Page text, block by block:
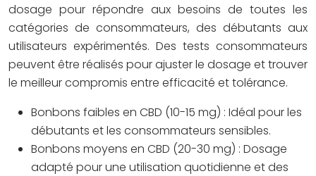
dosage pour répondre aux besoins de toutes les
catégories de consommateurs, des débutants aux
utilisateurs expérimentés. Des tests consommateurs
peuvent être réalisés pour ajuster le dosage et trouver
le meilleur compromis entre efficacité et tolérance.
Bonbons faibles en CBD (10-15 mg) : Idéal pour les
débutants et les consommateurs sensibles.
Bonbons moyens en CBD (20-30 mg) : Dosage
adapté pour une utilisation quotidienne et des